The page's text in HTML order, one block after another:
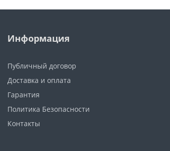
Информация
Публичный договор
Доставка и оплата
Гарантия
Политика Безопасности
Контакты